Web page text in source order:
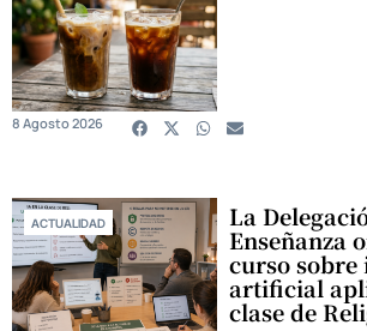
8 Agosto 2026
ACTUALIDAD La
Enseñanza
curso sobre
artificial
clase de